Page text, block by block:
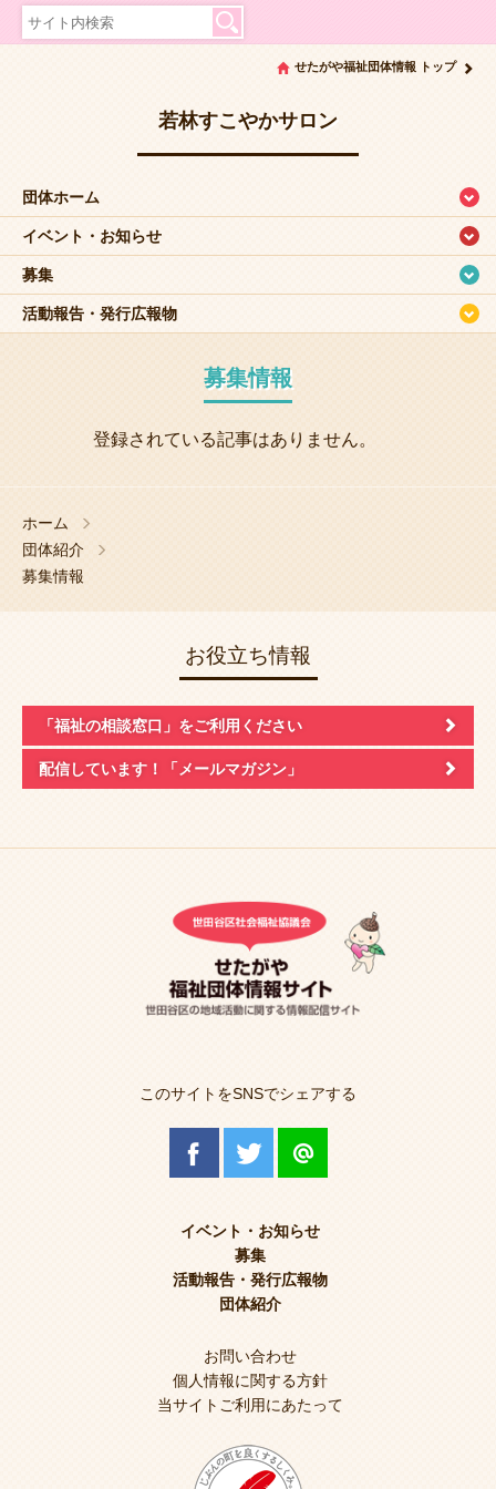
せたがや福祉団体情報 トップ
若林すこやかサロン
団体ホーム
イベント・お知らせ
募集
活動報告・発行広報物
募集情報
登録されている記事はありません。
ホーム
団体紹介
募集情報
お役立ち情報
「福祉の相談窓口」 をご利用ください
配信しています！ 「メールマガジン」
このサイトをSNSでシェアする
イベント・お知らせ
募集
活動報告・発行広報物
団体紹介
お問い合わせ
個人情報に関する方針
当サイトご利用にあたって